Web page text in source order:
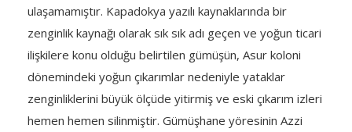
ulaşamamıştır. Kapadokya yazılı kaynaklarında bir
zenginlik kaynağı olarak sık sık adı geçen ve yoğun ticari
ilişkilere konu olduğu belirtilen gümüşün, Asur koloni
dönemindeki yoğun çıkarımlar nedeniyle yataklar
zenginliklerini büyük ölçüde yitirmiş ve eski çıkarım izleri
hemen hemen silinmiştir. Gümüşhane yöresinin Azzi